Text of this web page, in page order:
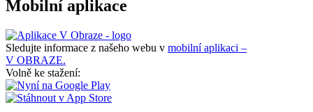
Mobilní aplikace
Sledujte informace z našeho webu v mobilní aplikaci –
V OBRAZE.
Volně ke stažení: